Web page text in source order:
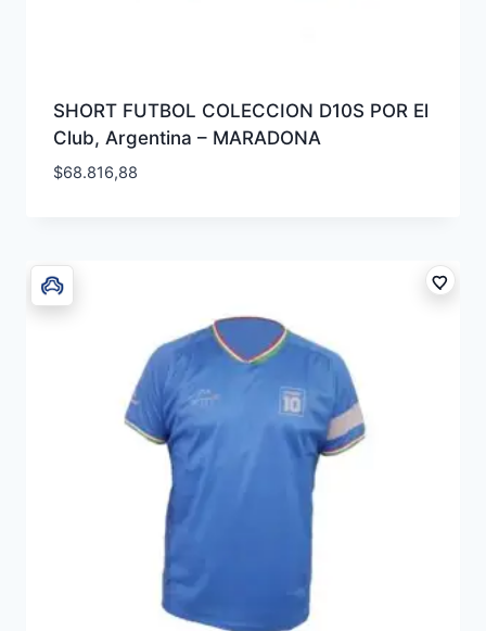
SHORT FUTBOL COLECCION D10S POR El
Club, Argentina – MARADONA
$68.816,88